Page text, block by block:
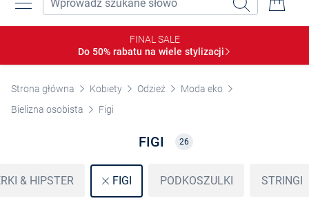
FINAL SALE
Do 50% rabatu na wiele stylizacji
Strona główna Kobiety Odzież
Moda eko
Bielizna osobista
Figi
FIGI 26
& HIPSTER FIGI PODKOSZULKI STRINGI